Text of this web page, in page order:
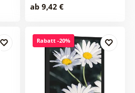
ab 9,42 €
Rabatt -20%